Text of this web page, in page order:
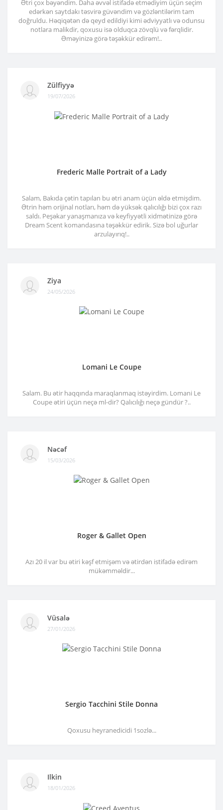
Ətri çox bəyəndim. Daha əvvəl istifadə etmədiyim üçün seçim
edərkən saytdakı təsvirə güvəndim və gözləntilərim tam
doğruldu. Həqiqətən də qeyd edildiyi kimi ədviyyatlı və odunsu
notlara malikdir, qoxusu isə olduqca zövqlü və fərqlidir.
Əməyinizə görə təşəkkür edirəm!..
Zülfiyyə
19/07/2026
Frederic Malle Portrait of a Lady
Salam, Bakıda çətin tapılan bu ətri anam üçün əldə etmişdim.
Ətrin həm orijinal notları, həm də yüksək qalıcılığı bizi çox razı
saldı. Peşəkar yanaşmanıza və keyfiyyətli xidmətinizə görə
Dream Scent komandasına təşəkkür edirik. Sizə bol uğurlar
arzulayırıq!..
Ziya
24/05/2026
Lomani Le Coupe
Salam. Bu ətir haqqında maraqlanmaq istəyirdim. Lomani Le
Coupe ətiri üçün neçə ml-dir? Qalıcılığı neçə gündür ?..
Nəcəf
15/03/2026
Roger & Gallet Open
Azı 20 il var bu ətiri kəşf etmişəm və ətirdən istifadə edirəm
mükəmməldir...
Vüsalə
27/01/2026
Sergio Tacchini Stile Donna
Qoxusu heyranedicidi 1sozlə...
Ilkin
18/01/2026